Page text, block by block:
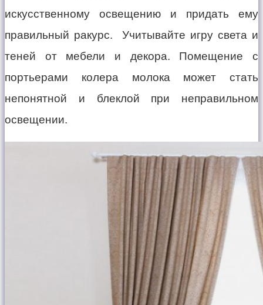
искусственному освещению и придать ему
правильный ракурс. Учитывайте игру света и
теней от мебели и декора. Помещение с
портьерами колера молока может стать
непонятной и блеклой при неправильном
освещении.